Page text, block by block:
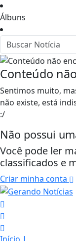
Álbuns
Conteúdo
Sentimos muito,
não existe, está
:/
Não possui
Você pode ler
classificados e
Criar minha conta